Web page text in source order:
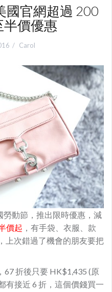
國官網超過 200
價優惠
Carol
動節，推出限時優惠，減
價起 ，有手袋、衣服、款
上次錯過了機會的朋友要把
67 折後只要 HK$1,435 (原
有接近 6 折，這個價錢買一